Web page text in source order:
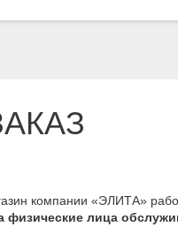
компании «ЭЛИТА»
физические лица